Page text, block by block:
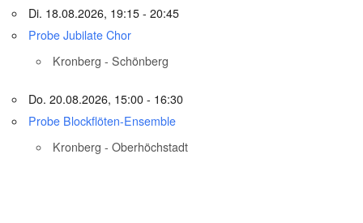
Di. 18.08.2026, 19:15 - 20:45
Probe Jubilate Chor
Kronberg - Schönberg
Do. 20.08.2026, 15:00 - 16:30
Probe Blockflöten-Ensemble
Kronberg - Oberhöchstadt